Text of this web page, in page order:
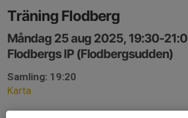
Träning Flodberg
Måndag 25 aug 2025, 19:30-
Flodbergs IP (Flodbergsudden)
Samling: 19:20
Karta